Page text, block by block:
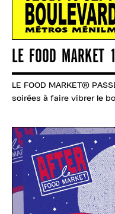
LE FOOD MARKET
LE FOOD MARKET®
soirées à faire vibrer le